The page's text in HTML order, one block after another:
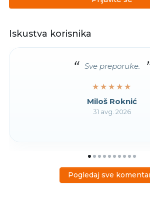
Iskustva korisnika
Sve preporuke.
★★★★★
★★★★★
Miloš Roknić
31 avg. 2026
Pogledaj sve